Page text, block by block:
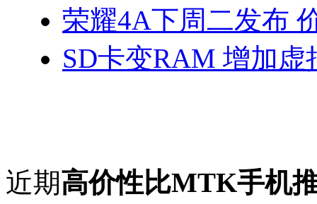
荣耀4A下周二发布
SD卡变RAM 增加虚
近期高价性比MTK手机